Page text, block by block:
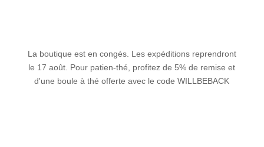
La boutique est en congés. Les expéditions reprendront
le 17 août. Pour patien-thé, profitez de 5% de remise et
d'une boule à thé offerte avec le code WILLBEBACK